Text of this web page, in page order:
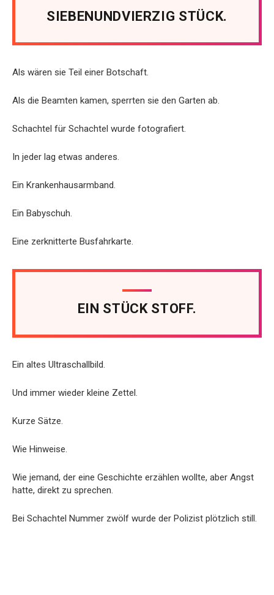
SIEBENUNDVIERZIG STÜCK.
Als wären sie Teil einer Botschaft.
Als die Beamten kamen, sperrten sie den Garten ab.
Schachtel für Schachtel wurde fotografiert.
In jeder lag etwas anderes.
Ein Krankenhausarmband.
Ein Babyschuh.
Eine zerknitterte Busfahrkarte.
EIN STÜCK STOFF.
Ein altes Ultraschallbild.
Und immer wieder kleine Zettel.
Kurze Sätze.
Wie Hinweise.
Wie jemand, der eine Geschichte erzählen wollte, aber Angst
hatte, direkt zu sprechen.
Bei Schachtel Nummer zwölf wurde der Polizist plötzlich still.